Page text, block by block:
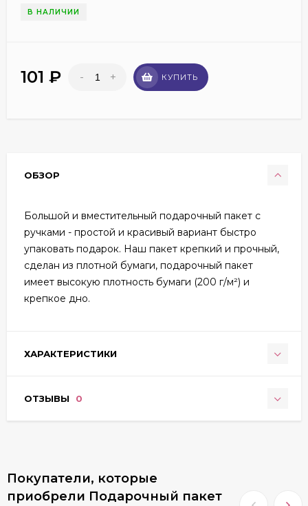
В НАЛИЧИИ
101 ₽ - + КУПИТЬ
ОБЗОР
Большой и вместительный подарочный пакет с
ручками - простой и красивый вариант быстро
упаковать подарок. Наш пакет крепкий и прочный,
сделан из плотной бумаги, подарочный пакет
имеет высокую плотность бумаги (200 г/м²) и
крепкое дно.
ХАРАКТЕРИСТИКИ
ОТЗЫВЫ 0
Покупатели, которые
приобрели Подарочный пакет